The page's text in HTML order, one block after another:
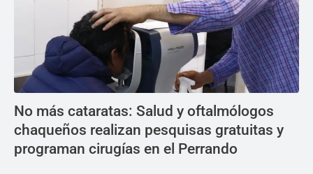
No más cataratas: Salud y oftalmólogos
chaqueños realizan pesquisas gratuitas y
programan cirugías en el Perrando